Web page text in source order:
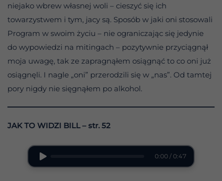
niejako wbrew własnej woli – cieszyć się ich
towarzystwem i tym, jacy są. Sposób w jaki oni stosowali
Program w swoim życiu – nie ograniczając się jedynie
do wypowiedzi na mitingach – pozytywnie przyciągnął
moja uwagę, tak ze zapragnąłem osiągnąć to co oni już
osiągnęli. I nagle „oni” przerodzili się w „nas”. Od tamtej
pory nigdy nie sięgnąłem po alkohol.
JAK TO WIDZI BILL – str. 52
0:00 / 0:47